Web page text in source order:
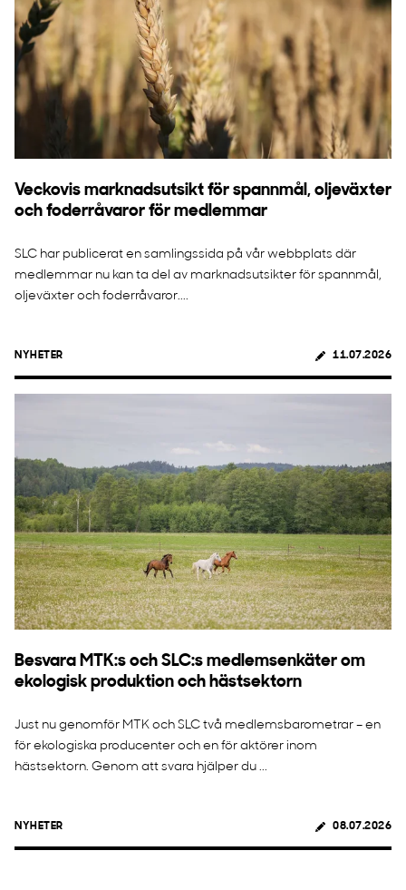
Veckovis marknadsutsikt för spannmål, oljeväxter
och foderråvaror för medlemmar
SLC har publicerat en samlingssida på vår webbplats där
medlemmar nu kan ta del av marknadsutsikter för spannmål,
oljeväxter och foderråvaror....
NYHETER 11.07.2026
Besvara MTK:s och SLC:s medlemsenkäter om
ekologisk produktion och hästsektorn
Just nu genomför MTK och SLC två medlemsbarometrar – en
för ekologiska producenter och en för aktörer inom
hästsektorn. Genom att svara hjälper du ...
NYHETER 08.07.2026